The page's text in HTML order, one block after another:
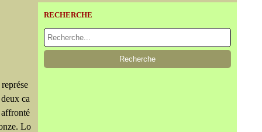
ca
Lo
RECHERCHE